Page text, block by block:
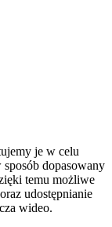
je w celu
dopasowany
temu możliwe
udostępnianie
wideo.